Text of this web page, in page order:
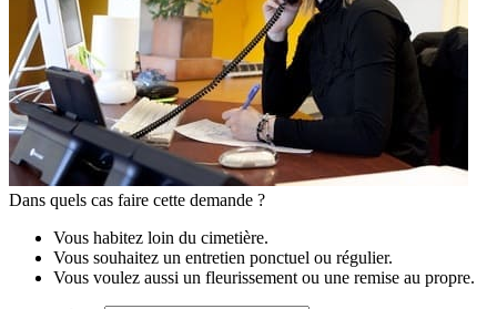
Dans quels cas faire cette demande ?
Vous habitez loin du cimetière.
Vous souhaitez un entretien ponctuel ou régulier.
Vous voulez aussi un fleurissement ou une remise au propre.